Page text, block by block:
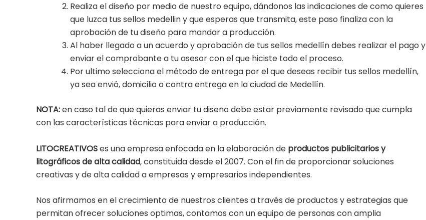
Realiza el diseño por medio de nuestro equipo, dándonos las indicaciones de como quieres
que luzca tus sellos medellin y que esperas que transmita, este paso finaliza con la
aprobación de tu diseño para mandar a producción.
Al haber llegado a un acuerdo y aprobación de tus sellos medellín debes realizar el pago y
enviar el comprobante a tu asesor con el que hiciste todo el proceso.
Por ultimo selecciona el método de entrega por el que deseas recibir tus sellos medellín,
ya sea envió, domicilio o contra entrega en la ciudad de Medellín.
NOTA:en caso tal de que quieras enviar tu diseño debe estar previamente revisado que cumpla
con las características técnicas para enviar a producción.
LITOCREATIVOSes una empresa enfocada en la elaboración de productos publicitarios y
litográficos de alta calidad, constituida desde el 2007. Con el fin de proporcionar soluciones
creativas y de alta calidad a empresas y empresarios independientes.
Nos afirmamos en el crecimiento de nuestros clientes a través de productos y estrategias que
permitan ofrecer soluciones optimas, contamos con un equipo de personas con amplia